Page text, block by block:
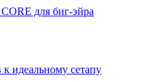
для биг-эйра
идеальному сетапу